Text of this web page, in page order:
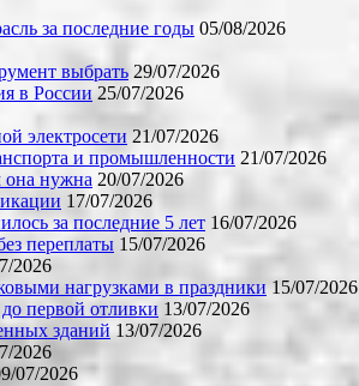
за последние годы 05/08/2026
выбрать 29/07/2026
в России 25/07/2026
электросети 21/07/2026
и промышленности 21/07/2026
она нужна 20/07/2026
17/07/2026
за последние 5 лет 16/07/2026
переплаты 15/07/2026
2026
нагрузками в праздники 15/07/2026
первой отливки 13/07/2026
зданий 13/07/2026
2026
07/2026